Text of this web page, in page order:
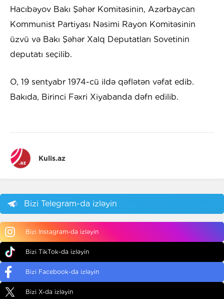
Hacıbəyov Bakı Şəhər Komitəsinin, Azərbaycan
Kommunist Partiyası Nəsimi Rayon Komitəsinin
üzvü və Bakı Şəhər Xalq Deputatları Sovetinin
deputatı seçilib.
O, 19 sentyabr 1974-cü ildə qəflətən vəfat edib.
Bakıda, Birinci Fəxri Xiyabanda dəfn edilib.
Kulis.az
Bizi Telegram-da izləyin
Bizi Instagram-da izləyin
Bizi TikTok-da izləyin
Bizi Facebook-da izləyin
Bizi X-da izləyin